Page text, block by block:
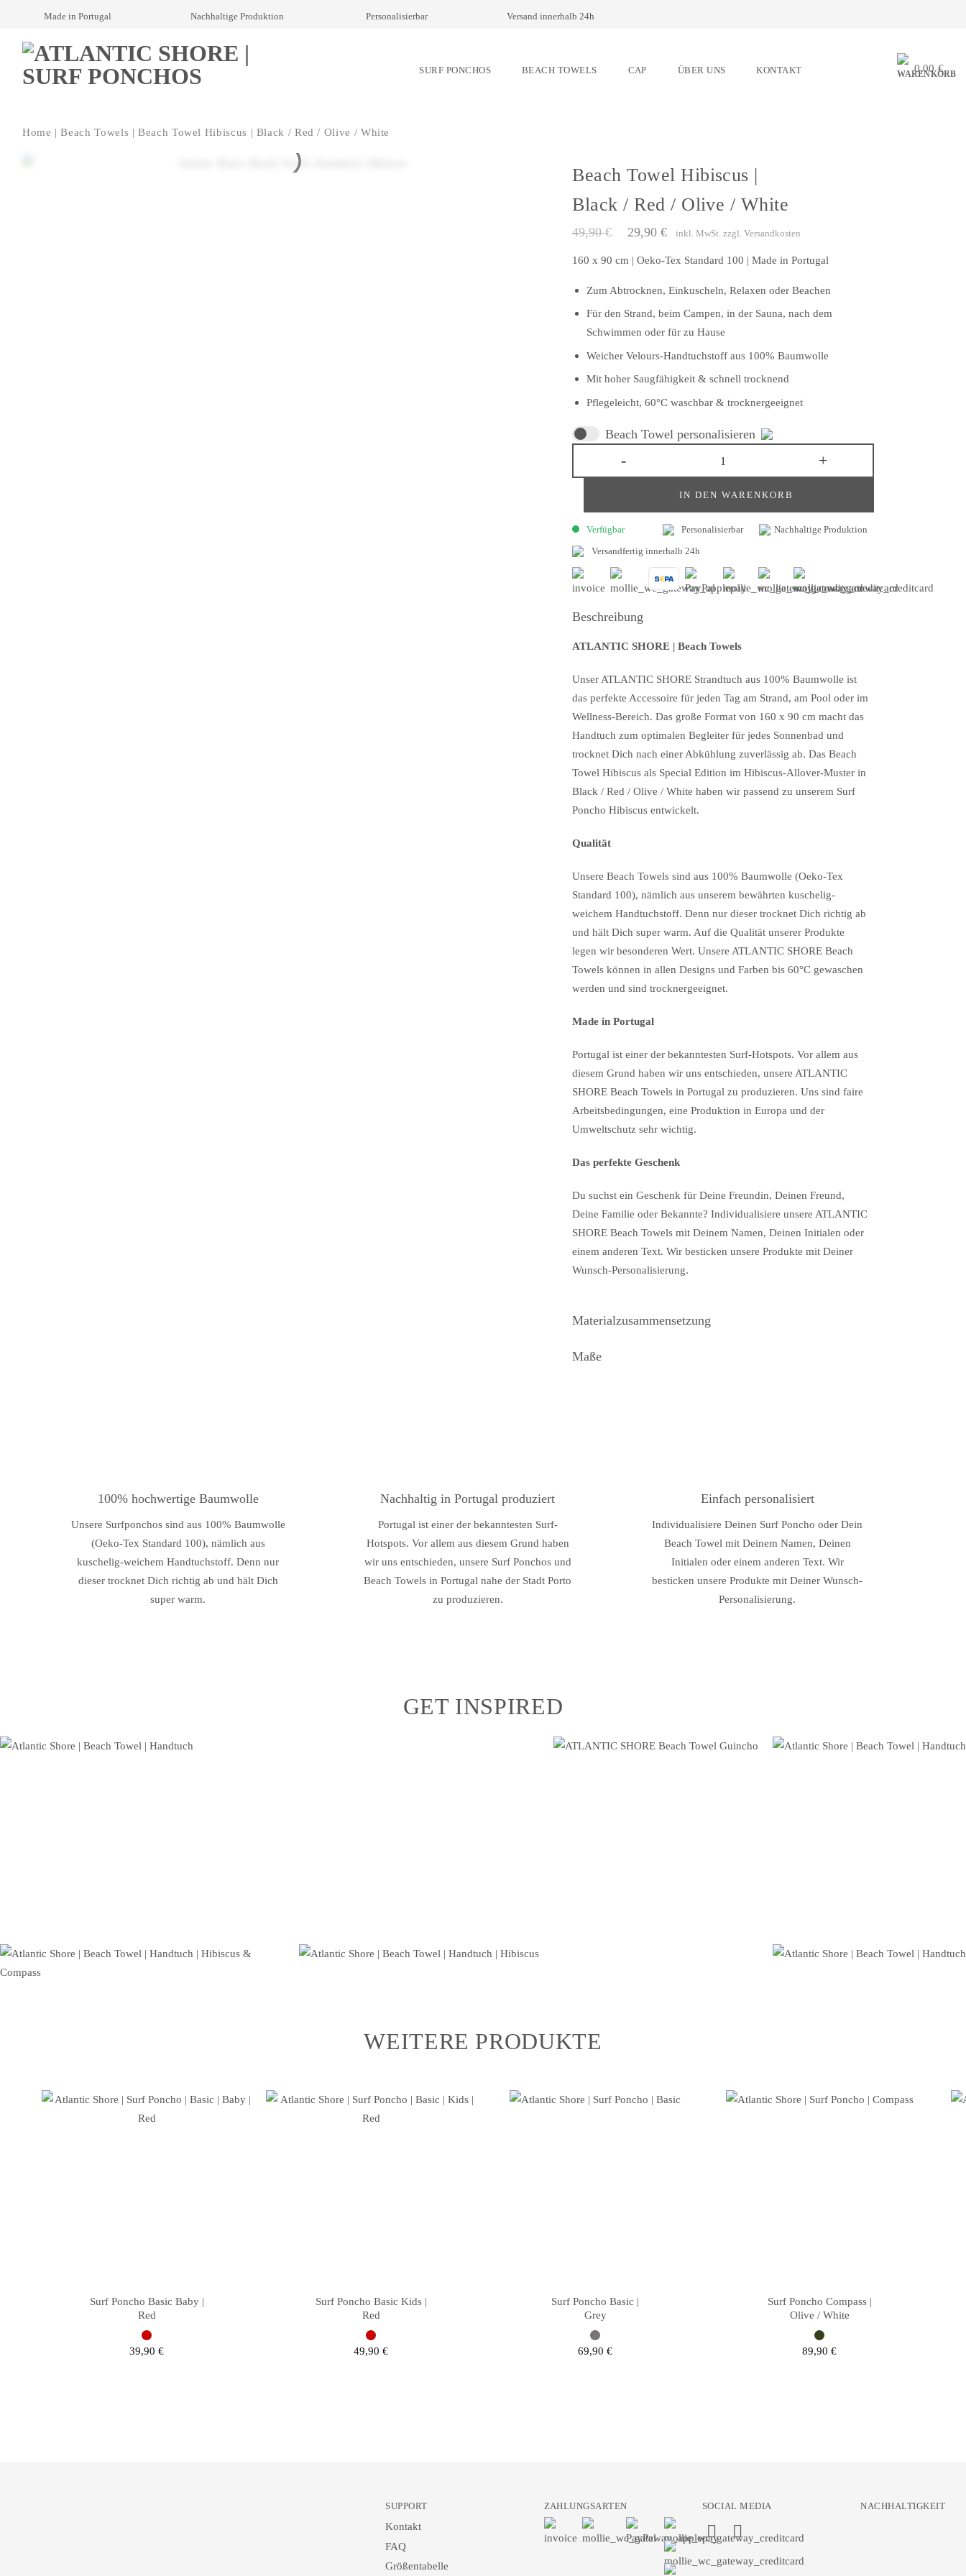
content
Made in Portugal Nachhaltige Produktion Personalisierbar Versand innerhalb 24h
SURF PONCHOS BEACH TOWELS CAP ÜBER UNS KONTAKT 0,00€
Home |Beach Towels |Beach Towel Hibiscus | Black / Red / Olive / White
Beach Towel Hibiscus |
Black / Red / Olive / White
49,90€
Ursprünglicher
war:
29,90 €
Aktueller
ist:
inkl. MwSt. zzgl. Versandkosten
160 x 90 cm | Oeko-Tex Standard 100 | Made in Portugal
Zum Abtrocknen, Einkuscheln, Relaxen oder Beachen
Für den Strand, beim Campen, in der Sauna, nach dem
Schwimmen oder für zu Hause
Weicher Velours-Handtuchstoff aus 100% Baumwolle
Mit hoher Saugfähigkeit & schnell trocknend
Pflegeleicht, 60°C waschbar & trocknergeeignet
Beach Towel personalisieren
IN DEN WARENKORB
Verfügbar Personalisierbar
Nachhaltige Produktion
Versandfertig innerhalb 24h
Beschreibung
ATLANTIC SHORE | Beach Towels
Unser ATLANTIC SHORE Strandtuch aus 100% Baumwolle ist
das perfekte Accessoire für jeden Tag am Strand, am Pool oder im
Wellness-Bereich. Das große Format von 160 x 90 cm macht das
Handtuch zum optimalen Begleiter für jedes Sonnenbad und
trocknet Dich nach einer Abkühlung zuverlässig ab. Das Beach
Towel Hibiscus als Special Edition im Hibiscus-Allover-Muster in
Black / Red / Olive / White haben wir passend zu unserem Surf
Poncho Hibiscus entwickelt.
Qualität
Unsere Beach Towels sind aus 100% Baumwolle (Oeko-Tex
Standard 100), nämlich aus unserem bewährten kuschelig-
weichem Handtuchstoff. Denn nur dieser trocknet Dich richtig ab
und hält Dich super warm. Auf die Qualität unserer Produkte
legen wir besonderen Wert. Unsere ATLANTIC SHORE Beach
Towels können in allen Designs und Farben bis 60°C gewaschen
werden und sind trocknergeeignet.
Made in Portugal
Portugal ist einer der bekanntesten Surf-Hotspots. Vor allem aus
diesem Grund haben wir uns entschieden, unsere ATLANTIC
SHORE Beach Towels in Portugal zu produzieren. Uns sind faire
Arbeitsbedingungen, eine Produktion in Europa und der
Umweltschutz sehr wichtig.
Das perfekte Geschenk
Du suchst ein Geschenk für Deine Freundin, Deinen Freund,
Deine Familie oder Bekannte? Individualisiere unsere ATLANTIC
SHORE Beach Towels mit Deinem Namen, Deinen Initialen oder
einem anderen Text. Wir besticken unsere Produkte mit Deiner
Wunsch-Personalisierung.
Materialzusammensetzung
Maße
100% hochwertige Baumwolle
Unsere Surfponchos sind aus 100% Baumwolle
(Oeko-Tex Standard 100), nämlich aus
kuschelig-weichem Handtuchstoff. Denn nur
dieser trocknet Dich richtig ab und hält Dich
super warm.
Nachhaltig in Portugal produziert
Portugal ist einer der bekanntesten Surf-
Hotspots. Vor allem aus diesem Grund haben
wir uns entschieden, unsere Surf Ponchos und
Beach Towels in Portugal nahe der Stadt Porto
zu produzieren.
Einfach personalisiert
Individualisiere Deinen Surf Poncho oder Dein
Beach Towel mit Deinem Namen, Deinen
Initialen oder einem anderen Text. Wir
besticken unsere Produkte mit Deiner Wunsch-
Personalisierung.
GET INSPIRED
WEITERE PRODUKTE
Surf Poncho Basic Baby |
Red
39,90 €
Surf Poncho Basic Kids |
Red
49,90 €
Surf Poncho Basic |
Grey
69,90 €
Surf Poncho Compass |
Olive / White
89,90 €
SUPPORT
Kontakt
FAQ
Größentabelle
ZAHLUNGSARTEN SOCIAL MEDIA NACHHALTIGKEIT